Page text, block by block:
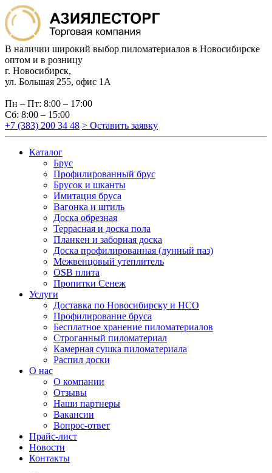
В наличии широкий выбор пиломатериалов в Новосибирске
оптом и в розницу
г. Новосибирск,
ул. Большая 255, офис 1А
Пн – Пт: 8:00 – 17:00
Сб: 8:00 – 15:00
+7 (383) 200 34 48 > Оставить заявку
Каталог
Брус
Профилированный брус
Брусок и шканты
Имитация бруса
Вагонка и штиль
Доска обрезная
Террасная и доска пола
Планкен и заборная доска
Доска профилированная (лунный паз)
Межвенцовый утеплитель
OSB плита
Пропитки Сенеж
Услуги
Доставка по Новосибирску и НСО
Профилирование бруса
Бесплатное хранение пиломатериалов
Строганный пиломатериал
Камерная сушка пиломатериала
Распил доски
О нас
О компании
Отзывы
Наши партнеры
Вакансии
Вопрос-ответ
Прайс-лист
Новости
Контакты